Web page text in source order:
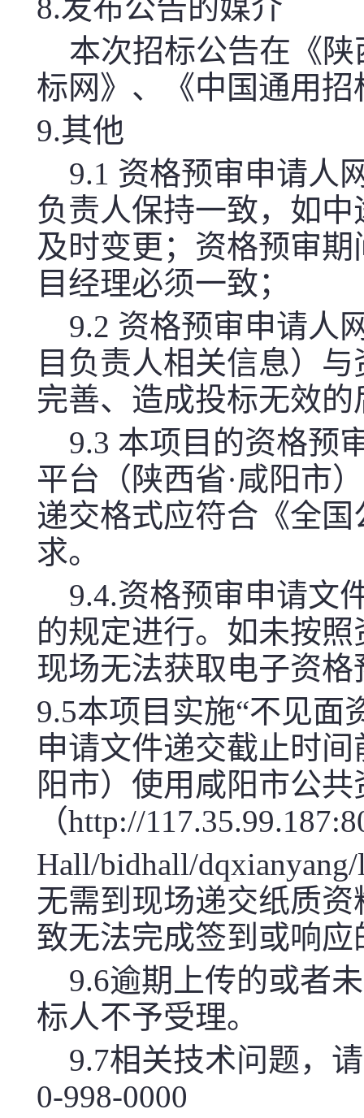
8.发布公告的媒介
本次招标公告在《
标网》、《中国通用
9.其他
9.1 资格预审申请人
负责人保持一致，如
及时变更；资格预审
目经理必须一致；
9.2 资格预审申请人
目负责人相关信息）
完善、造成投标无效
9.3 本项目的资格预
平台（陕西省·咸阳市
递交格式应符合《全
求。
9.4.资格预审申请文
的规定进行。如未按
现场无法获取电子资
9.5本项目实施“不见面
申请文件递交截止时
阳市）使用咸阳市公
（http://
Hall/bidhall/
无需到现场递交纸质
致无法完成签到或响
9.6逾期上传的或者
标人不予受理。
9.7相关技术问题，
0-998-0000